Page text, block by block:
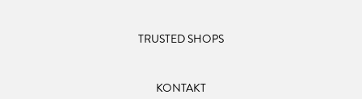
TRUSTED SHOPS
KONTAKT